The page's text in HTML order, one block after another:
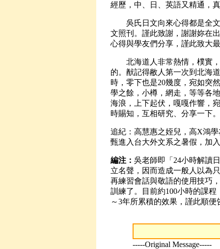
經歷，中、日、英語又精通，
吳氏日文向來心得都是全文
文照刊。謹此致謝，謝謝妳在
心得與學友們分享，謹此致大
北海道人非常熱情，樸實，
的。猷記得敝人第一次到北海
時，零下也是20幾度，宛如突
學之餘，小樽，網走，等等各
海浪，上下起伏，嘎嘎作響，
時賜知，互相研究、分享一下
追紀：高慧惠之姪兒，高X鴻
甄進入台大外文系之暑假，加
編注： 吳老師即「24小時解讀
立名聲，因而造成一般人以為
再練習會話與敬語的使用技巧
訓練了。目前約100小時的課
～3年所累積的效果，謹此順
-----Original Message-----